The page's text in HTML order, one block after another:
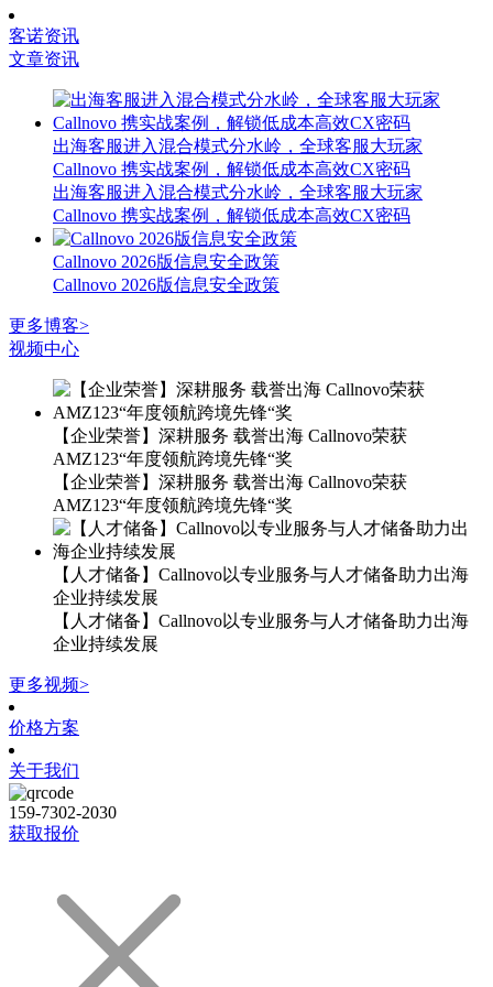
客诺资讯
文章资讯
出海客服进入混合模式分水岭，全球客服大玩家
Callnovo 携实战案例，解锁低成本高效CX密码
出海客服进入混合模式分水岭，全球客服大玩家
Callnovo 携实战案例，解锁低成本高效CX密码
Callnovo 2026版信息安全政策
Callnovo 2026版信息安全政策
更多博客>
视频中心
【企业荣誉】深耕服务 载誉出海 Callnovo荣获
AMZ123“年度领航跨境先锋“奖
【企业荣誉】深耕服务 载誉出海 Callnovo荣获
AMZ123“年度领航跨境先锋“奖
【人才储备】Callnovo以专业服务与人才储备助力出海
企业持续发展
【人才储备】Callnovo以专业服务与人才储备助力出海
企业持续发展
更多视频>
价格方案
关于我们
159-7302-2030
获取报价